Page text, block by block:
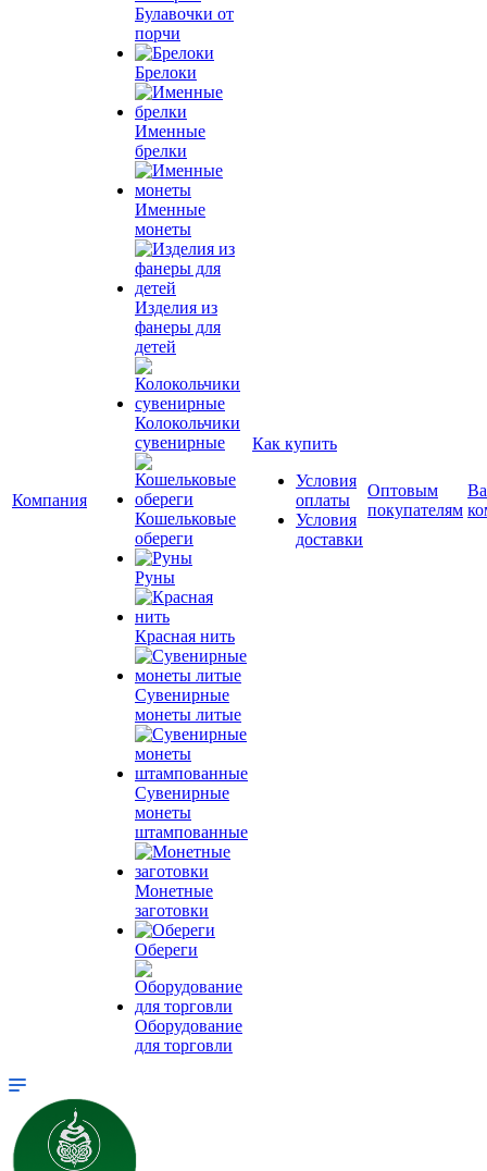
Компания
Булавочки от
порчи
Брелоки
Именные
брелки
Именные
монеты
Изделия из
фанеры для
детей
Колокольчики
сувенирные
Кошельковые
обереги
Руны
Красная нить
Сувенирные
монеты литые
Сувенирные
монеты
штампованные
Монетные
заготовки
Обереги
Оборудование
для торговли
Как купить
Условия
оплаты
Условия
доставки
Оптовым
покупателям